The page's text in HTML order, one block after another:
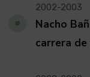
2002-2003
Nacho
carrera